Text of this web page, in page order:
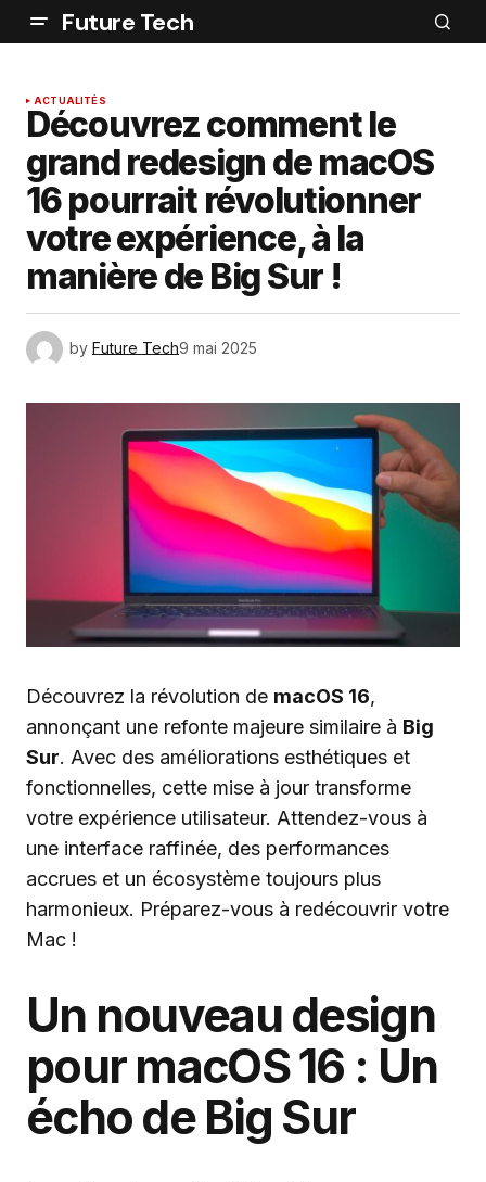
Future Tech
ACTUALITÉS
Découvrez comment le
grand redesign de macOS
16 pourrait révolutionner
votre expérience, à la
manière de Big Sur !
by Future Tech9 mai 2025
Découvrez la révolution de macOS 16,
annonçant une refonte majeure similaire à Big
Sur. Avec des améliorations esthétiques et
fonctionnelles, cette mise à jour transforme
votre expérience utilisateur. Attendez-vous à
une interface raffinée, des performances
accrues et un écosystème toujours plus
harmonieux. Préparez-vous à redécouvrir votre
Mac !
Un nouveau design
pour macOS 16 : Un
écho de Big Sur